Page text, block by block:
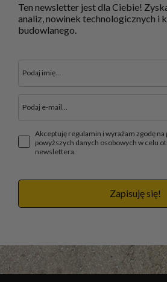
Ten newsletter jest dla Ciebie!
analiz, nowinek technologicznych i
budowlanego.
Akceptuję regulamin i wyrażam zgodę
powyższych danych osobowych w celu
newslettera.
Zapisuję się!